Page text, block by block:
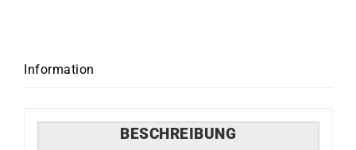
Information
BESCHREIBUNG